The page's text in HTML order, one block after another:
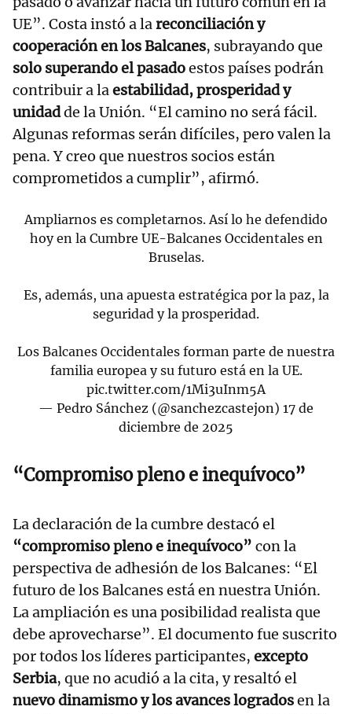
UE”. Costa instó a lareconciliación y
cooperación en los Balcanes, subrayando que
solo superando el pasadoestos países podrán
contribuir a laestabilidad, prosperidad y
unidadde la Unión. “El camino no será fácil.
Algunas reformas serán difíciles, pero valen la
pena. Y creo que nuestros socios están
comprometidos a cumplir”, afirmó.
Ampliarnos es completarnos. Así lo he defendido
hoy en la Cumbre UE-Balcanes Occidentales en
Bruselas.
Es, además, una apuesta estratégica por la paz, la
seguridad y la prosperidad.
Los Balcanes Occidentales forman parte de nuestra
familia europea y su futuro está en la UE.
pic.twitter.com/1Mi3uInm5A
— Pedro Sánchez (@sanchezcastejon) 17 de
diciembre de 2025
“Compromiso pleno e inequívoco”
La declaración de la cumbre destacó el
“compromiso pleno e inequívoco” con la
perspectiva de adhesión de los Balcanes: “El
futuro de los Balcanes está en nuestra Unión.
La ampliación es una posibilidad realista que
debe aprovecharse”. El documento fue suscrito
por todos los líderes participantes, excepto
Serbia, que no acudió a la cita, y resaltó el
nuevo dinamismo y los avances logradosen la